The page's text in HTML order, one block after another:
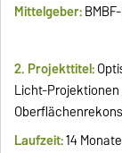
Mittelgeber:
2. Projekttitel:
Licht-
Laufzeit:14